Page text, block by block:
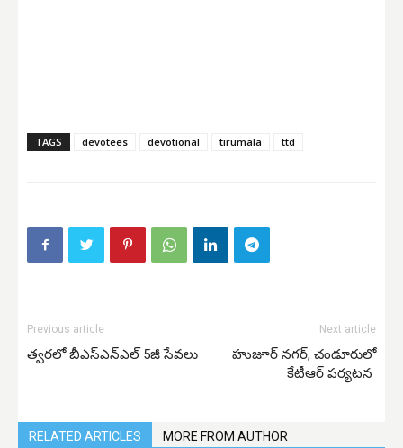
TAGS devotees devotional tirumala ttd
Previous article
త్వరలో బీఎస్ఎన్ఎల్ 5జీ సేవలు
Next article
హుజూర్ నగర్, చండూరులో
కేటీఆర్ పర్యటన
RELATED ARTICLES MORE FROM AUTHOR